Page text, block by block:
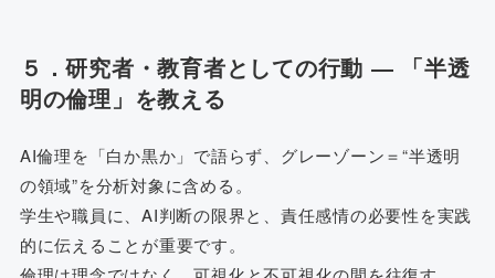
５．研究者・教育者としての行動 ― 「半透
明の倫理」を教える
AI倫理を「白か黒か」で語らず、グレーゾーン＝“半透明
の領域”を分析対象に含める。
学生や職員に、AI判断の限界と、責任感情の必要性を実践
的に伝えることが重要です。